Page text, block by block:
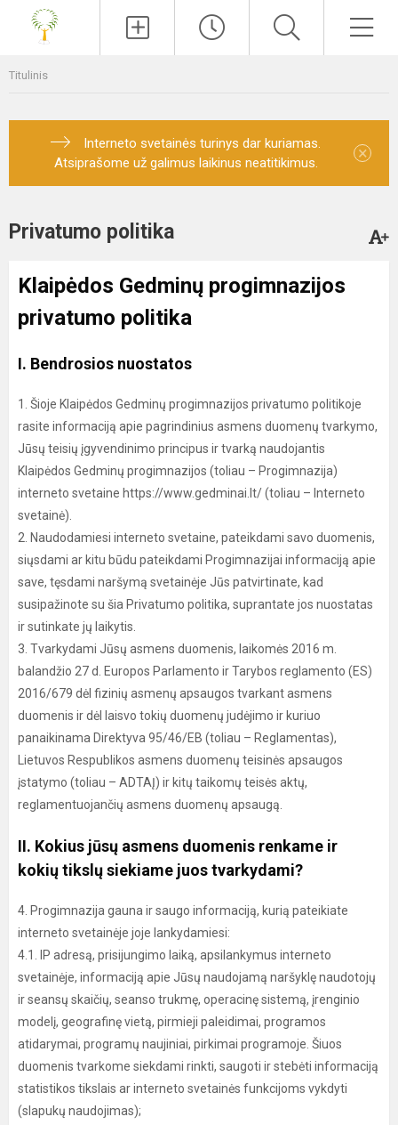
Titulinis
Interneto svetainės turinys dar kuriamas.
Atsiprašome už galimus laikinus neatitikimus.
×
Privatumo politika
Klaipėdos Gedminų progimnazijos
privatumo politika
I. Bendrosios nuostatos
1. Šioje Klaipėdos Gedminų progimnazijos privatumo politikoje
rasite informaciją apie pagrindinius asmens duomenų tvarkymo,
Jūsų teisių įgyvendinimo principus ir tvarką naudojantis
Klaipėdos Gedminų progimnazijos (toliau – Progimnazija)
interneto svetaine https://www.gedminai.lt/ (toliau – Interneto
svetainė).
2. Naudodamiesi interneto svetaine, pateikdami savo duomenis,
siųsdami ar kitu būdu pateikdami Progimnazijai informaciją apie
save, tęsdami naršymą svetainėje Jūs patvirtinate, kad
susipažinote su šia Privatumo politika, suprantate jos nuostatas
ir sutinkate jų laikytis.
3. Tvarkydami Jūsų asmens duomenis, laikomės 2016 m.
balandžio 27 d. Europos Parlamento ir Tarybos reglamento (ES)
2016/679 dėl fizinių asmenų apsaugos tvarkant asmens
duomenis ir dėl laisvo tokių duomenų judėjimo ir kuriuo
panaikinama Direktyva 95/46/EB (toliau – Reglamentas),
Lietuvos Respublikos asmens duomenų teisinės apsaugos
įstatymo (toliau – ADTAĮ) ir kitų taikomų teisės aktų,
reglamentuojančių asmens duomenų apsaugą.
II. Kokius jūsų asmens duomenis renkame ir
kokių tikslų siekiame juos tvarkydami?
4. Progimnazija gauna ir saugo informaciją, kurią pateikiate
interneto svetainėje joje lankydamiesi:
4.1. IP adresą, prisijungimo laiką, apsilankymus interneto
svetainėje, informaciją apie Jūsų naudojamą naršyklę naudotojų
ir seansų skaičių, seanso trukmę, operacinę sistemą, įrenginio
modelį, geografinę vietą, pirmieji paleidimai, programos
atidarymai, programų naujiniai, pirkimai programoje. Šiuos
duomenis tvarkome siekdami rinkti, saugoti ir stebėti informaciją
statistikos tikslais ar interneto svetainės funkcijoms vykdyti
(slapukų naudojimas);